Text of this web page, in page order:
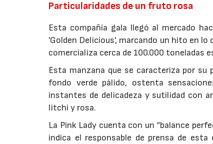
Particularidades de un fruto rosa
Esta compañía gala llegó al mercado
'Golden Delicious', marcando un hito en
comercializa cerca de 100.000 toneladas
Esta manzana que se caracteriza por
fondo verde pálido, ostenta
instantes de delicadeza y sutilidad con
litchi y rosa.
La Pink Lady cuenta con un “balance
indica el responsable de prensa de